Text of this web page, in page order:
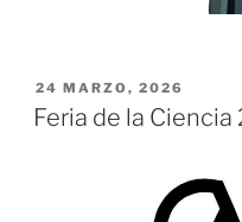
PUBLICADO
EL
24 MARZO, 2026
Feria de la